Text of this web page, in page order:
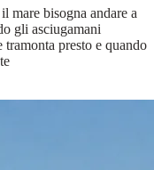
mare bisogna andare a
gli asciugamani
presto e quando